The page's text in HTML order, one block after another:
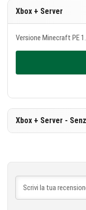
Xbox + Server
Versione Minecraft PE
Xbox + Server -